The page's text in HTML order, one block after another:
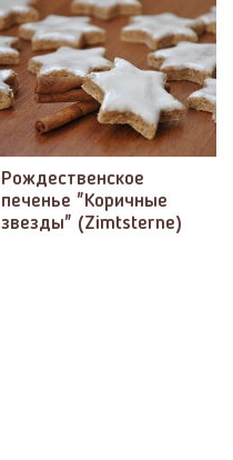
Рождественское
печенье "Коричные
звезды" (Zimtsterne)